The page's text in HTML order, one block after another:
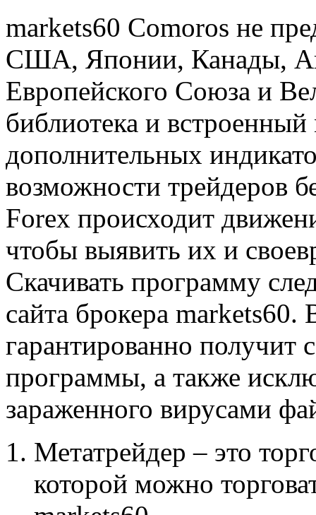
markets60 Comoros не
США, Японии, Канады,
Европейского Союза и
библиотека и
дополнительных
возможности трейдеров
Forex происходит
чтобы выявить их и
Скачивать программу
сайта брокера markets60.
гарантированно
программы, а также
зараженного вирусами
Метатрейдер – это
которой можно